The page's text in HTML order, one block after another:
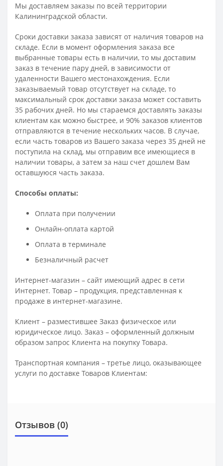
Мы доставляем заказы по всей территории
Калининградской области.
Сроки доставки заказа зависят от наличия товаров на
складе. Если в момент оформления заказа все
выбранные товары есть в наличии, то мы доставим
заказ в течение пару дней, в зависимости от
удаленности Вашего местонахождения. Если
заказываемый товар отсутствует на складе, то
максимальный срок доставки заказа может составить
35 рабочих дней. Но мы стараемся доставлять заказы
клиентам как можно быстрее, и 90% заказов клиентов
отправляются в течение нескольких часов. В случае,
если часть товаров из Вашего заказа через 35 дней не
поступила на склад, мы отправим все имеющиеся в
наличии товары, а затем за наш счет дошлем Вам
оставшуюся часть заказа.
Способы оплаты:
Оплата при получении
Онлайн-оплата картой
Оплата в терминале
Безналичный расчет
Интернет-магазин – сайт имеющий адрес в сети
Интернет. Товар – продукция, представленная к
продаже в интернет-магазине.
Клиент – разместившее Заказ физическое или
юридическое лицо. Заказ – оформленный должным
образом запрос Клиента на покупку Товара.
Транспортная компания – третье лицо, оказывающее
услуги по доставке Товаров Клиентам:
Отзывов (0)